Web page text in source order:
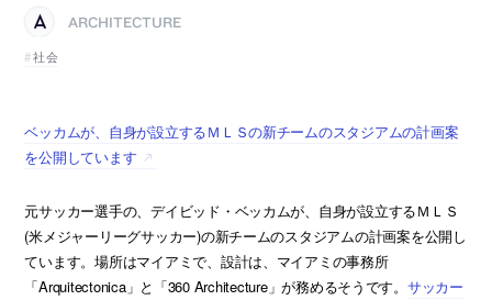
ARCHITECTURE
社会
ベッカムが、自身が設立するＭＬＳの新チームのスタジアムの計画案
を公開しています
元サッカー選手の、デイビッド・ベッカムが、自身が設立するＭＬＳ
(米メジャーリーグサッカー)の新チームのスタジアムの計画案を公開し
ています。場所はマイアミで、設計は、マイアミの事務所
「Arquitectonica」と「360 Architecture」が務めるそうです。 サッカー